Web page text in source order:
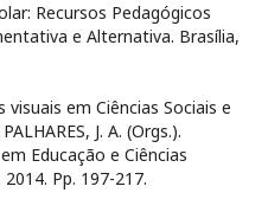
Recursos Pedagógicos
e Alternativa. Brasília,
visuais em Ciências Sociais e
J. A. (Orgs.).
Educação e Ciências
Pp. 197-217.